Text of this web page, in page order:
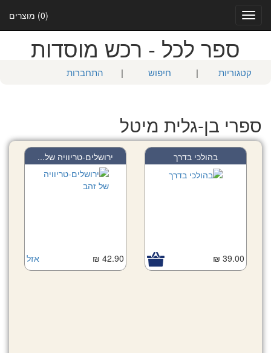
(0) מוצרים
Toggle
navigation
ספר לכל - רכש מוסדות
קטגוריות | חיפוש | התחברות
ספרי בן-גלית מיטל
בהולכי בדרך
39.00 ₪
ירושלים-טריוויה של...
אזל 42.90 ₪